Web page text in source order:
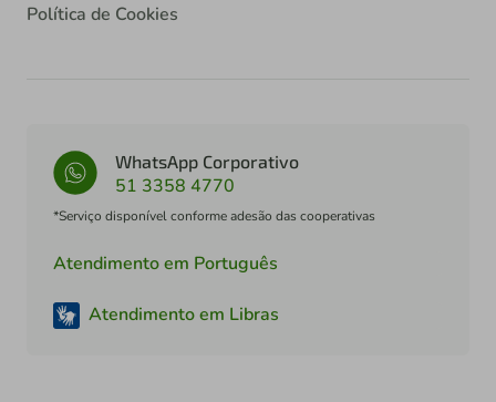
Política de Cookies
WhatsApp Corporativo
51 3358 4770
*Serviço disponível conforme adesão das cooperativas
Atendimento em Português
Atendimento em Libras